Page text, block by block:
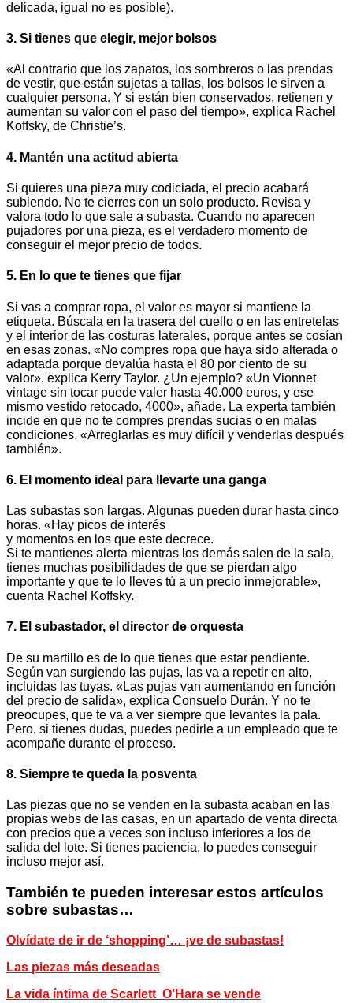
delicada, igual no es posible).
3. Si tienes que elegir, mejor bolsos
«Al contrario que los zapatos, los sombreros o las prendas
de vestir, que están sujetas a tallas, los bolsos le sirven a
cualquier persona. Y si están bien conservados, retienen y
aumentan su valor con el paso del tiempo», explica Rachel
Koffsky, de Christie’s.
4. Mantén una actitud abierta
Si quieres una pieza muy codiciada, el precio acabará
subiendo. No te cierres con un solo producto. Revisa y
valora todo lo que sale a subasta. Cuando no aparecen
pujadores por una pieza, es el verdadero momento de
conseguir el mejor precio de todos.
5. En lo que te tienes que fijar
Si vas a comprar ropa, el valor es mayor si mantiene la
etiqueta. Búscala en la trasera del cuello o en las entretelas
y el interior de las costuras laterales, porque antes se cosían
en esas zonas. «No compres ropa que haya sido alterada o
adaptada porque devalúa hasta el 80 por ciento de su
valor», explica Kerry Taylor. ¿Un ejemplo? «Un Vionnet
vintage sin tocar puede valer hasta 40.000 euros, y ese
mismo vestido retocado, 4000», añade. La experta también
incide en que no te compres prendas sucias o en malas
condiciones. «Arreglarlas es muy difícil y venderlas después
también».
6. El momento ideal para llevarte una ganga
Las subastas son largas. Algunas pueden durar hasta cinco
horas. «Hay picos de interés
y momentos en los que este decrece.
Si te mantienes alerta mientras los demás salen de la sala,
tienes muchas posibilidades de que se pierdan algo
importante y que te lo lleves tú a un precio inmejorable»,
cuenta Rachel Koffsky.
7. El subastador, el director de orquesta
De su martillo es de lo que tienes que estar pendiente.
Según van surgiendo las pujas, las va a repetir en alto,
incluidas las tuyas. «Las pujas van aumentando en función
del precio de salida», explica Consuelo Durán. Y no te
preocupes, que te va a ver siempre que levantes la pala.
Pero, si tienes dudas, puedes pedirle a un empleado que te
acompañe durante el proceso.
8. Siempre te queda la posventa
Las piezas que no se venden en la subasta acaban en las
propias webs de las casas, en un apartado de venta directa
con precios que a veces son incluso inferiores a los de
salida del lote. Si tienes paciencia, lo puedes conseguir
incluso mejor así.
También te pueden interesar estos artículos
sobre subastas…
Olvídate de ir de ‘shopping’… ¡ve de subastas!
Las piezas más deseadas
La vida íntima de Scarlett O’Hara se vende